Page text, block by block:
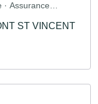
· Assurance
ST VINCENT